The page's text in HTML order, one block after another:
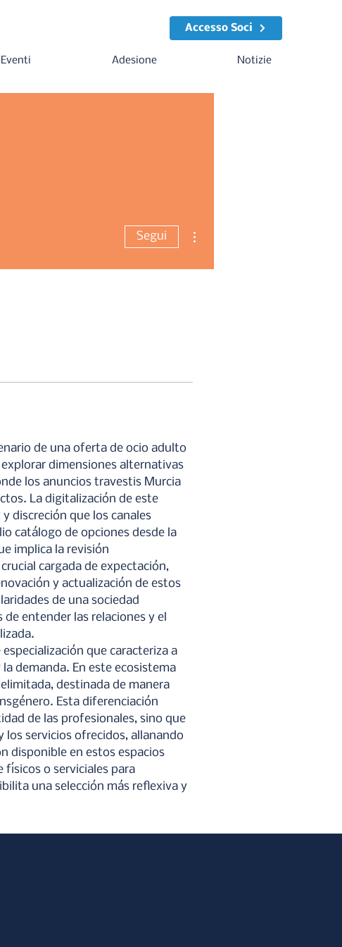
Accesso Soci
Eventi Adesione Notizie
de una oferta de ocio adulto
dimensiones alternativas
los anuncios travestis Murcia
La digitalización de este
discreción que los canales
catálogo de opciones desde la
implica la revisión
cargada de expectación,
y actualización de estos
de una sociedad
entender las relaciones y el
que caracteriza a
demanda. En este ecosistema
destinada de manera
Esta diferenciación
de las profesionales, sino que
los servicios ofrecidos, allanando
disponible en estos espacios
físicos o serviciales para
una selección más reflexiva y
Segui